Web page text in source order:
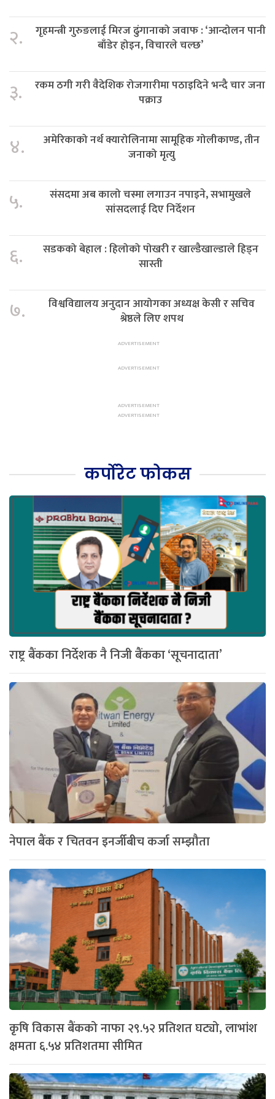
२.
गृहमन्त्री गुरुङलाई मिरज ढुंगानाको जवाफ : ‘आन्दोलन पानी
बाँडेर होइन, विचारले चल्छ’
३.
रकम ठगी गरी वैदेशिक रोजगारीमा पठाइदिने भन्दै चार जना
पक्राउ
४.
अमेरिकाको नर्थ क्यारोलिनामा सामूहिक गोलीकाण्ड, तीन
जनाको मृत्यु
५.
संसदमा अब कालो चस्मा लगाउन नपाइने, सभामुखले
सांसदलाई दिए निर्देशन
६.
सडकको बेहाल : हिलोको पोखरी र खाल्डैखाल्डाले हिड्न
सास्ती
७.
विश्वविद्यालय अनुदान आयोगका अध्यक्ष केसी र सचिव
श्रेष्ठले लिए शपथ
कर्पोरेट फोकस
राष्ट्र बैंकका निर्देशक नै निजी बैंकका ‘सूचनादाता’
नेपाल बैंक र चितवन इनर्जीबीच कर्जा सम्झौता
कृषि विकास बैंकको नाफा २९.५२ प्रतिशत घट्यो, लाभांश
क्षमता ६.५४ प्रतिशतमा सीमित